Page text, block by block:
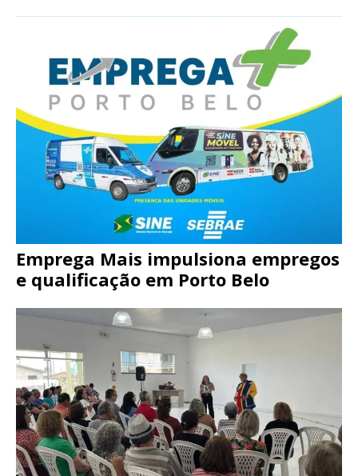
Emprega Mais impulsiona empregos
e qualificação em Porto Belo